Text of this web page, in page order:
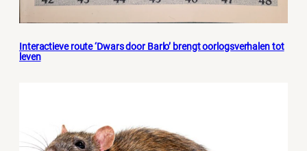
Interactieve route ‘Dwars door Barlo’ brengt oorlogsverhalen tot
leven